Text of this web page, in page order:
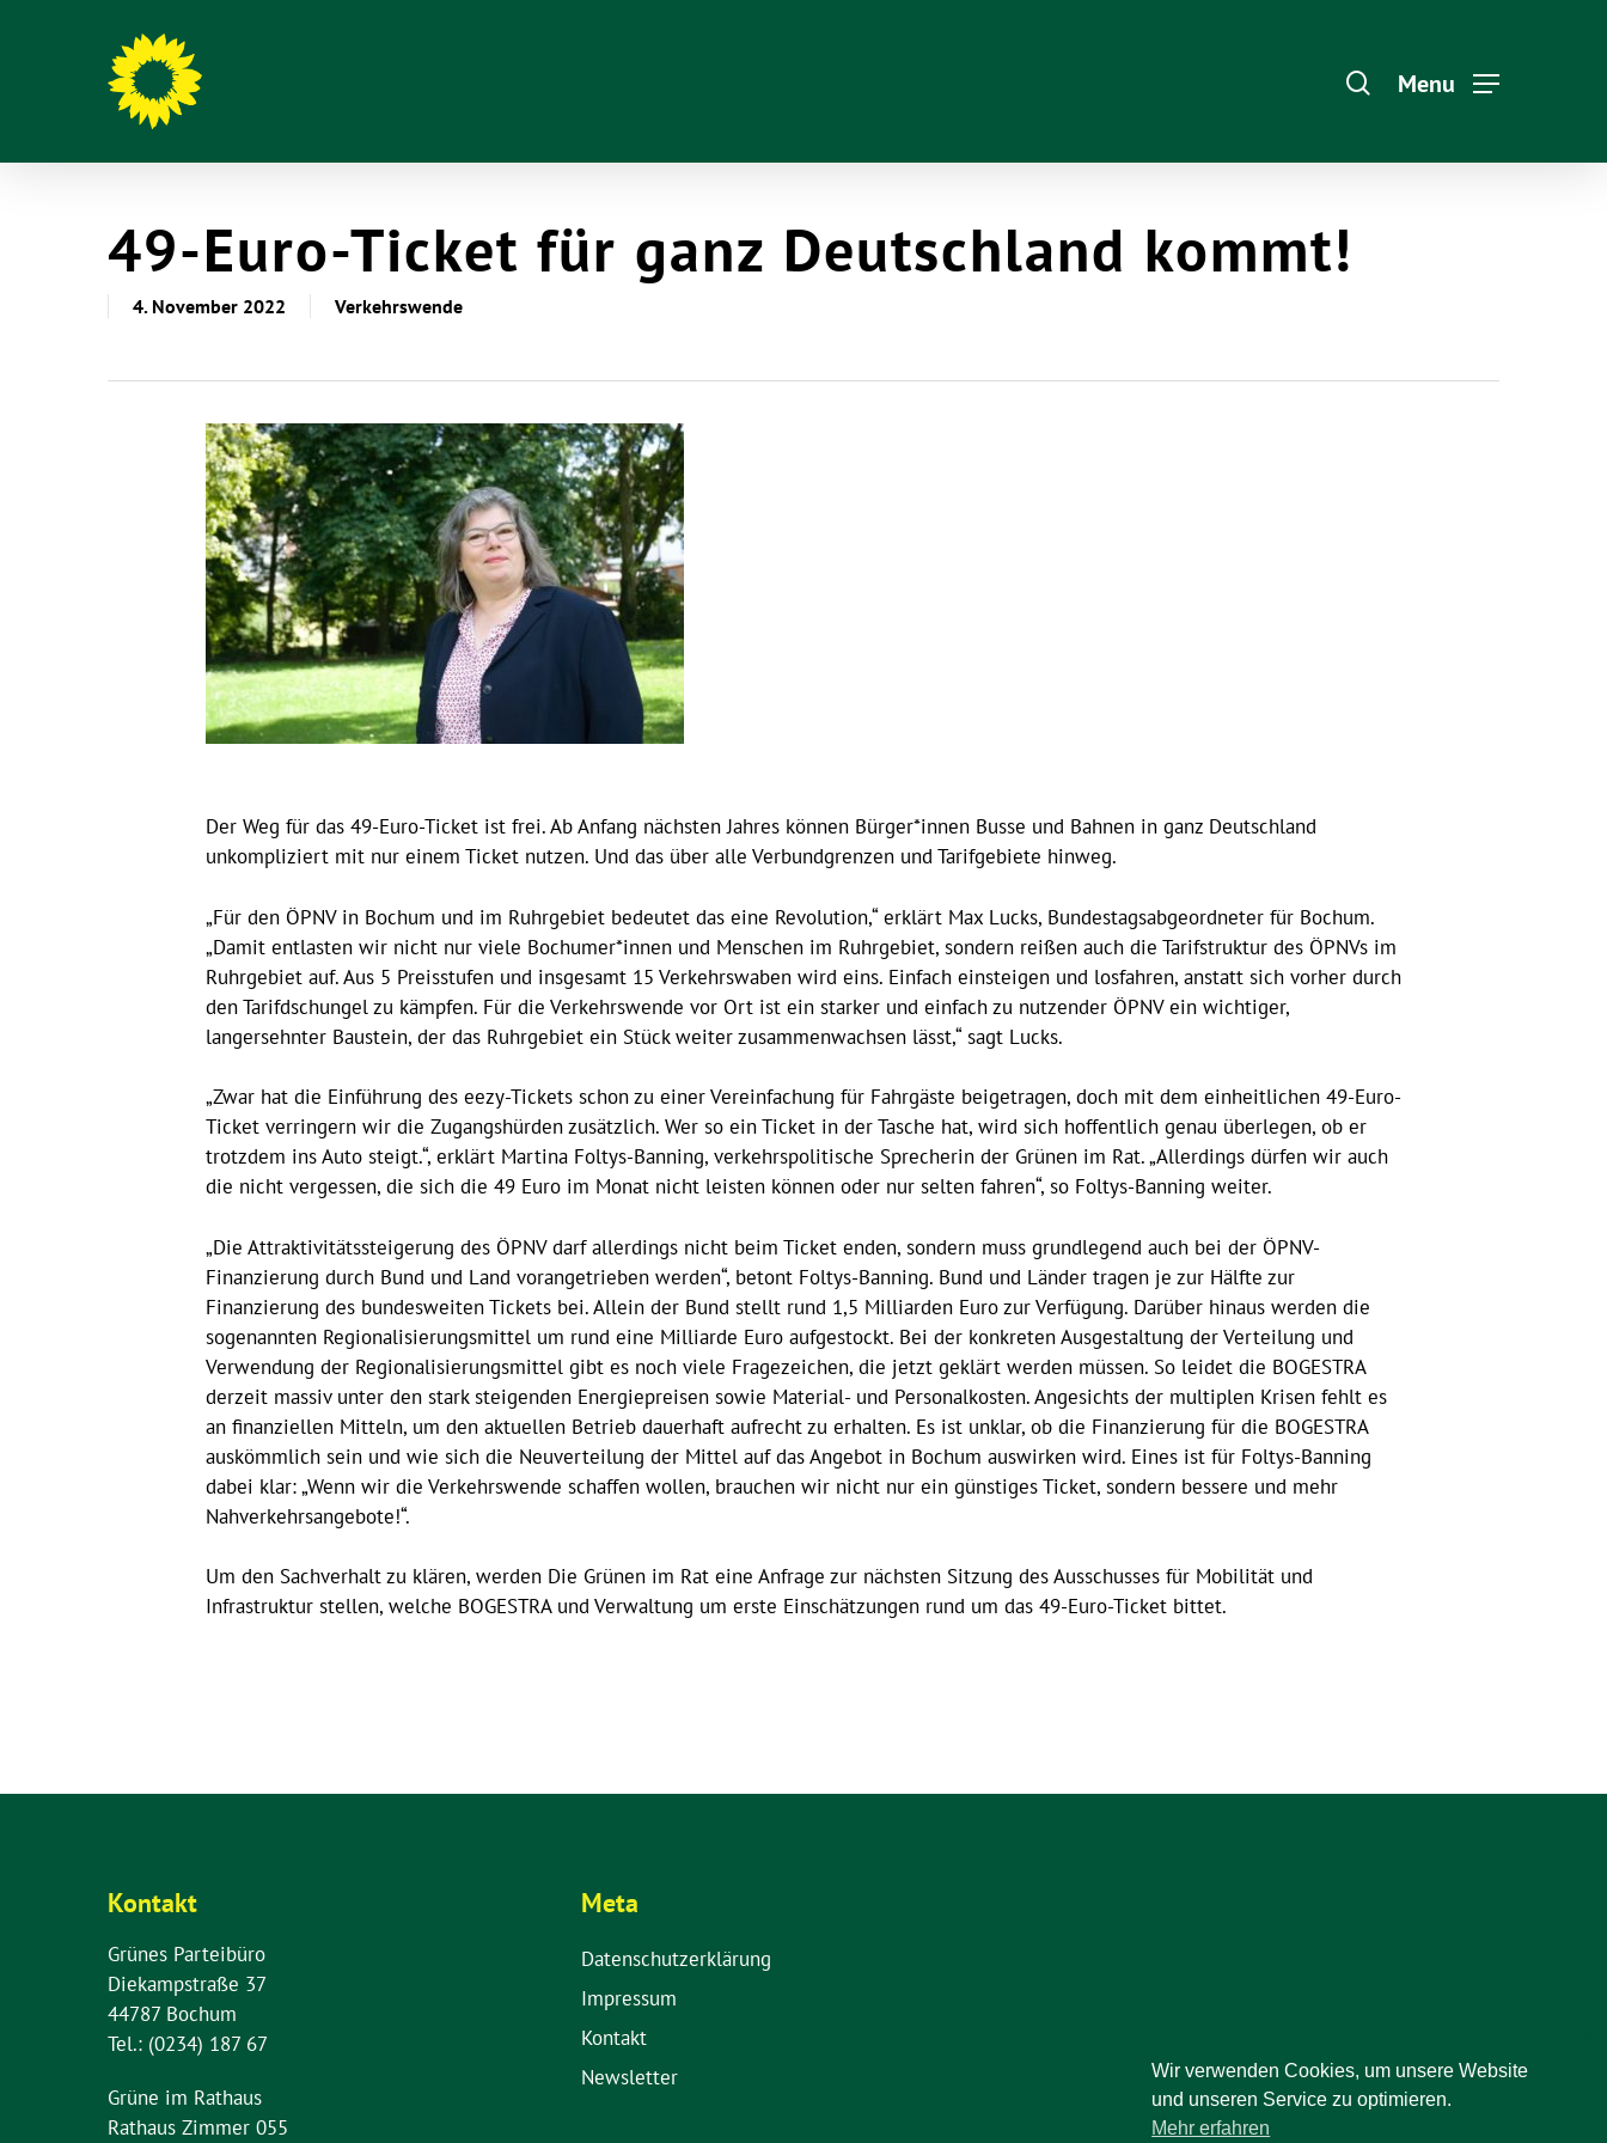
Hit enter to search or ESC to close
Menu
49-Euro-Ticket für ganz Deutschland kommt!
4. November 2022 Verkehrswende
Der Weg für das 49-Euro-Ticket ist frei. Ab Anfang nächsten Jahres können Bürger*innen Busse und Bahnen in ganz Deutschland
unkompliziert mit nur einem Ticket nutzen. Und das über alle Verbundgrenzen und Tarifgebiete hinweg.
„Für den ÖPNV in Bochum und im Ruhrgebiet bedeutet das eine Revolution,“ erklärt Max Lucks, Bundestagsabgeordneter für Bochum.
„Damit entlasten wir nicht nur viele Bochumer*innen und Menschen im Ruhrgebiet, sondern reißen auch die Tarifstruktur des ÖPNVs im
Ruhrgebiet auf. Aus 5 Preisstufen und insgesamt 15 Verkehrswaben wird eins. Einfach einsteigen und losfahren, anstatt sich vorher durch
den Tarifdschungel zu kämpfen. Für die Verkehrswende vor Ort ist ein starker und einfach zu nutzender ÖPNV ein wichtiger,
langersehnter Baustein, der das Ruhrgebiet ein Stück weiter zusammenwachsen lässt,“ sagt Lucks.
„Zwar hat die Einführung des eezy-Tickets schon zu einer Vereinfachung für Fahrgäste beigetragen, doch mit dem einheitlichen 49-Euro-
Ticket verringern wir die Zugangshürden zusätzlich. Wer so ein Ticket in der Tasche hat, wird sich hoffentlich genau überlegen, ob er
trotzdem ins Auto steigt.“, erklärt Martina Foltys-Banning, verkehrspolitische Sprecherin der Grünen im Rat. „Allerdings dürfen wir auch
die nicht vergessen, die sich die 49 Euro im Monat nicht leisten können oder nur selten fahren“, so Foltys-Banning weiter.
„Die Attraktivitätssteigerung des ÖPNV darf allerdings nicht beim Ticket enden, sondern muss grundlegend auch bei der ÖPNV-
Finanzierung durch Bund und Land vorangetrieben werden“, betont Foltys-Banning. Bund und Länder tragen je zur Hälfte zur
Finanzierung des bundesweiten Tickets bei. Allein der Bund stellt rund 1,5 Milliarden Euro zur Verfügung. Darüber hinaus werden die
sogenannten Regionalisierungsmittel um rund eine Milliarde Euro aufgestockt. Bei der konkreten Ausgestaltung der Verteilung und
Verwendung der Regionalisierungsmittel gibt es noch viele Fragezeichen, die jetzt geklärt werden müssen. So leidet die BOGESTRA
derzeit massiv unter den stark steigenden Energiepreisen sowie Material- und Personalkosten. Angesichts der multiplen Krisen fehlt es
an finanziellen Mitteln, um den aktuellen Betrieb dauerhaft aufrecht zu erhalten. Es ist unklar, ob die Finanzierung für die BOGESTRA
auskömmlich sein und wie sich die Neuverteilung der Mittel auf das Angebot in Bochum auswirken wird. Eines ist für Foltys-Banning
dabei klar: „Wenn wir die Verkehrswende schaffen wollen, brauchen wir nicht nur ein günstiges Ticket, sondern bessere und mehr
Nahverkehrsangebote!“.
Um den Sachverhalt zu klären, werden Die Grünen im Rat eine Anfrage zur nächsten Sitzung des Ausschusses für Mobilität und
Infrastruktur stellen, welche BOGESTRA und Verwaltung um erste Einschätzungen rund um das 49-Euro-Ticket bittet.
Kontakt
Grünes Parteibüro
Diekampstraße 37
44787 Bochum
Tel.: (0234) 187 67
Grüne im Rathaus
Rathaus Zimmer 055
Meta
Datenschutzerklärung
Impressum
Kontakt
Newsletter
Wir verwenden Cookies, um unsere Website
und unseren Service zu optimieren.
Mehr erfahren